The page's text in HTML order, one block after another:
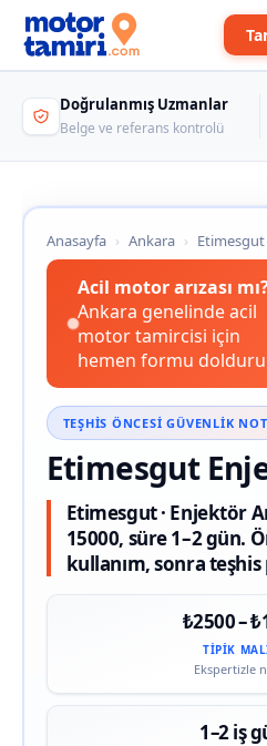
Doğrulanmış Uzmanlar
Belge ve referans kontrolü
Anasayfa › Ankara › Etimesgut
Acil motor arızası
Ankara genelinde acil
motor tamircisi için
hemen formu
TEŞHIS ÖNCESI GÜVENLIK
Etimesgut
Etimesgut · Enjektör
15000, süre 1–2 gün.
kullanım, sonra teşhis
₺2500 –
TIPIK
Ekspertizle
1–2 iş